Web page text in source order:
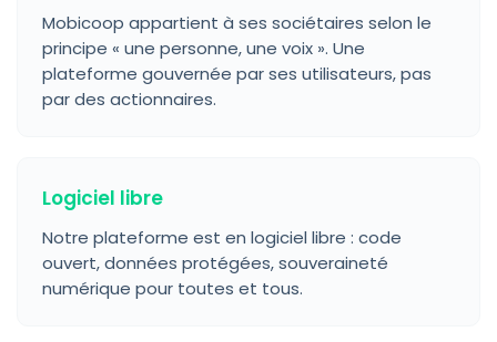
Mobicoop appartient à ses sociétaires selon le
principe « une personne, une voix ». Une
plateforme gouvernée par ses utilisateurs, pas
par des actionnaires.
Logiciel libre
Notre plateforme est en logiciel libre : code
ouvert, données protégées, souveraineté
numérique pour toutes et tous.